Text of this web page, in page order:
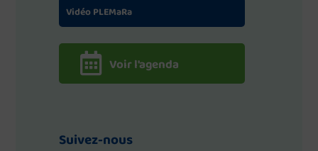
Vidéo PLEMaRa
Voir l'agenda
Suivez-nous